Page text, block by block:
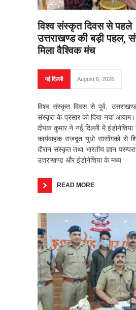
विश्व संस्कृत दिवस से पहले
उत्तराखण्ड की बड़ी पहल,
मिला वैश्विक मंच
नई दिल्ली August 6, 2026
विश्व संस्कृत दिवस से पूर्व,
संस्कृत के प्रसार को दिया नया आयाम।
दीपक कुमार ने नई दिल्ली में
कार्यवाहक राजदूत युधो सासोंगको से
दौरान संस्कृत तथा भारतीय ज्ञान
उत्तराखण्ड और इंडोनेशिया के मध्य
READ MORE